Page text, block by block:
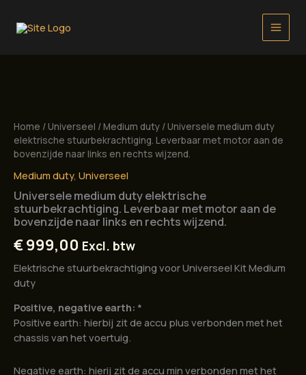
naar
Home /Universeel /Medium duty / Universele medium duty
elektrische stuurbekrachtiging. Leverbaar met motor aan de
bovenzijde naar links en rechts wijzend.
Medium duty, Universeel
Universele medium duty elektrische
stuurbekrachtiging. Leverbaar met motor aan de
bovenzijde naar links en rechts wijzend.
€999,00 Excl. btw
Elektrische stuurbekrachtiging voor Universeel Kit Medium
duty
Positive, negative earth: *
Positive earth: hierbij zit de accu plus verbonden met het
chassis van het voertuig.
Negative earth: hierij zit de accu min verbonden met het